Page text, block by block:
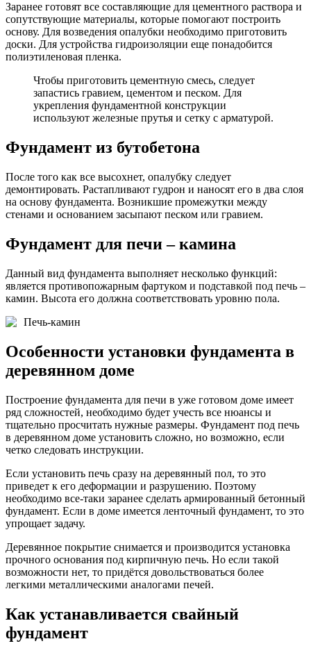
Заранее готовят все составляющие для цементного раствора и
сопутствующие материалы, которые помогают построить
основу. Для возведения опалубки необходимо приготовить
доски. Для устройства гидроизоляции еще понадобится
полиэтиленовая пленка.
Чтобы приготовить цементную смесь, следует
запастись гравием, цементом и песком. Для
укрепления фундаментной конструкции
используют железные прутья и сетку с арматурой.
Фундамент из бутобетона
После того как все высохнет, опалубку следует
демонтировать. Растапливают гудрон и наносят его в два слоя
на основу фундамента. Возникшие промежутки между
стенами и основанием засыпают песком или гравием.
Фундамент для печи – камина
Данный вид фундамента выполняет несколько функций:
является противопожарным фартуком и подставкой под печь –
камин. Высота его должна соответствовать уровню пола.
Печь-камин
Особенности установки фундамента в
деревянном доме
Построение фундамента для печи в уже готовом доме имеет
ряд сложностей, необходимо будет учесть все нюансы и
тщательно просчитать нужные размеры. Фундамент под печь
в деревянном доме установить сложно, но возможно, если
четко следовать инструкции.
Если установить печь сразу на деревянный пол, то это
приведет к его деформации и разрушению. Поэтому
необходимо все-таки заранее сделать армированный бетонный
фундамент. Если в доме имеется ленточный фундамент, то это
упрощает задачу.
Деревянное покрытие снимается и производится установка
прочного основания под кирпичную печь. Но если такой
возможности нет, то придётся довольствоваться более
легкими металлическими аналогами печей.
Как устанавливается свайный
фундамент